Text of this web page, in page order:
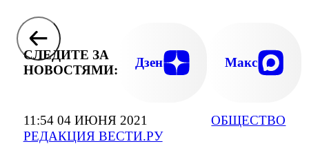
11:54 04 ИЮНЯ 2021
РЕДАКЦИЯ ВЕСТИ.РУ
ОБЩЕСТВО
СЛЕДИТЕ ЗА
НОВОСТЯМИ:
Дзен Макс